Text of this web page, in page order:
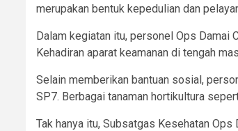
merupakan bentuk kepedulian dan
Dalam kegiatan itu, personel Ops Damai
Kehadiran aparat keamanan di tengah
Selain memberikan bantuan sosial,
SP7. Berbagai tanaman hortikultura
Tak hanya itu, Subsatgas Kesehatan